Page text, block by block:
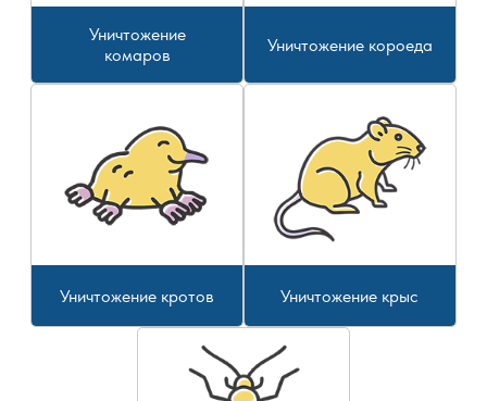
Уничтожение
комаров
Уничтожение короеда
Уничтожение кротов Уничтожение крыс